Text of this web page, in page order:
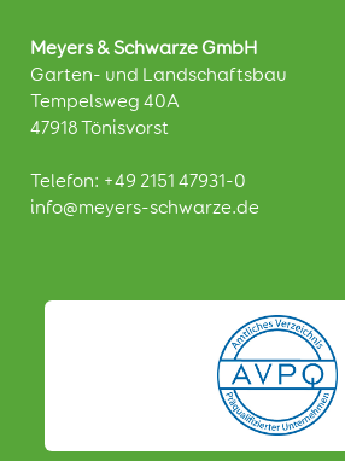
Meyers & Schwarze GmbH
Garten- und Landschaftsbau
Tempelsweg 40A
47918 Tönisvorst
Telefon: +49 2151 47931-0
info@meyers-schwarze.de